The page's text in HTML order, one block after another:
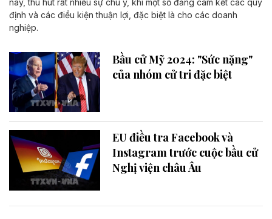
định và các điều kiện thuận lợi, đặc biệt là cho các doanh
nghiệp.
Bầu cử Mỹ 2024: "Sức nặng"
của nhóm cử tri đặc biệt
EU điều tra Facebook và
Instagram trước cuộc bầu cử
Nghị viện châu Âu